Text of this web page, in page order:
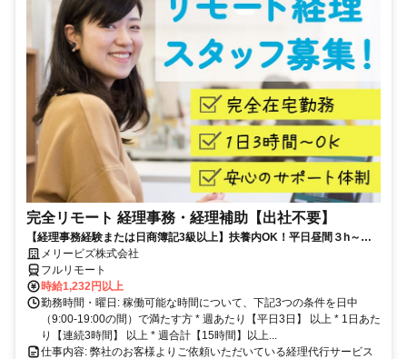
完全リモート 経理事務・経理補助【出社不要】
【経理事務経験または日商簿記3級以上】扶養内OK！平日昼間３h～。
完全在宅で育児・介護中の方も大歓迎♪
メリービズ株式会社
フルリモート
時給1,232円以上
勤務時間・曜日: 稼働可能な時間について、下記3つの条件を日中
（9:00-19:00の間）で満たす方 * 週あたり【平日3日】 以上 * 1日あた
り【連続3時間】 以上 * 週合計【15時間】以上...
仕事内容: 弊社のお客様よりご依頼いただいている経理代行サービス